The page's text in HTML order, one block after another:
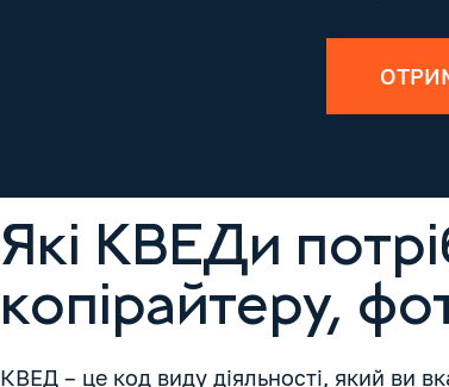
Які КВЕДи
копірайтеру,
КВЕД – це код виду діяльності, який ви